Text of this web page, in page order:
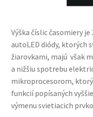
LGR SKI TUNING TOOLS
Malé panely
Maxibas
Minibas
Výška číslic časomiery
autoLED diódy, ktorých
žiarovkami, majú však
a nižšiu spotrebu
mikroprocesorom,
funkcií popísaných
výmenu svietiacich